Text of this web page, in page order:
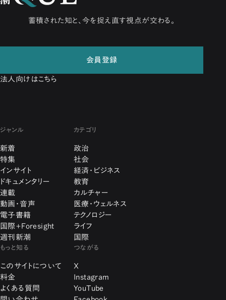
蓄積された知と、今を捉え直す視点が交わる。
会員登録
法人向けはこちら
ジャンル
新着
特集
インサイト
ドキュメンタリー
連載
動画・音声
電子書籍
国際+Foresight
週刊新潮
カテゴリ
政治
社会
経済・ビジネス
教育
カルチャー
医療・ウェルネス
テクノロジー
ライフ
国際
もっと知る
このサイトについて
料金
よくある質問
つながる
X
Instagram
YouTube